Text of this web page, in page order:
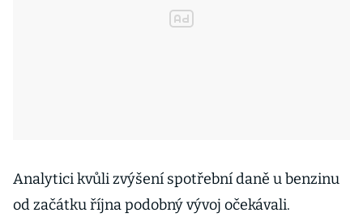
Analytici kvůli zvýšení spotřební daně u benzinu
od začátku října podobný vývoj očekávali.